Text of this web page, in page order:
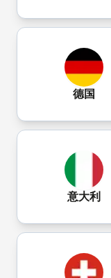
德国
意大利